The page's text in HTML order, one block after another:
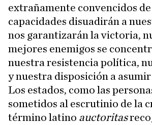
extrañamente convencidos de
capacidades disuadirán a
nos garantizarán la victoria,
mejores enemigos se
nuestra resistencia política,
y nuestra disposición a
Los estados, como las
sometidos al escrutinio de la
término latino auctoritas